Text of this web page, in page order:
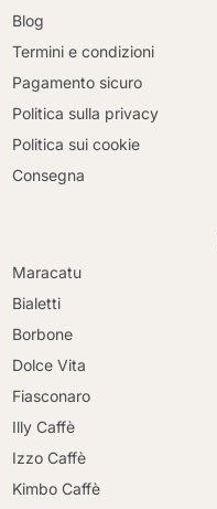
Blog
Termini e condizioni
Pagamento sicuro
Politica sulla privacy
Politica sui cookie
Consegna
Maracatu
Bialetti
Borbone
Dolce Vita
Fiasconaro
Illy Caffè
Izzo Caffè
Kimbo Caffè